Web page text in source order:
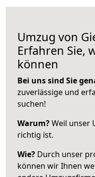
Umzug von
Erfahren Sie,
können
Bei uns sind Sie
zuverlässige und
suchen!
Warum?Weil unser
richtig ist.
Wie? Durch unser
können wir Ihnen